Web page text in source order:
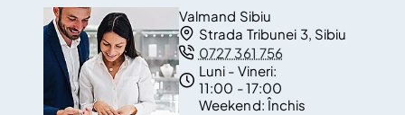
Valmand Sibiu
Strada Tribunei 3, Sibiu
0727 361 756
Luni - Vineri:
11:00 - 17:00
Weekend:Închis